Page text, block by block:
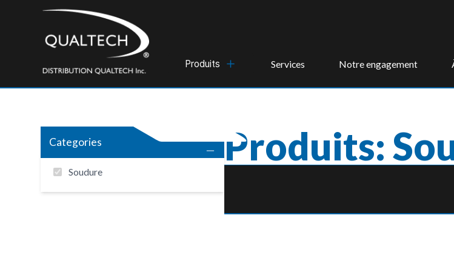
Produits Services Notre engagement
Categories
Soudure
Produits: